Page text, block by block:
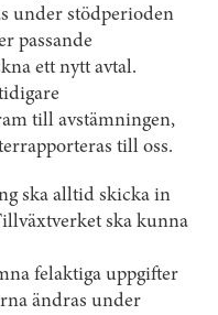
under stödperioden
passande
ett nytt avtal.
till avstämningen,
till oss.
ska alltid skicka in
ska kunna
felaktiga uppgifter
ändras under